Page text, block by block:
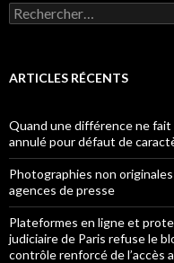
Rechercher :
ARTICLES RÉCENTS
Quand une différence ne fait
annulé pour défaut de
Photographies non
agences de presse
Plateformes en ligne et
judiciaire de Paris refuse le
contrôle renforcé de l’accès